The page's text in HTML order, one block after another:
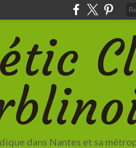
dans Nantes et sa